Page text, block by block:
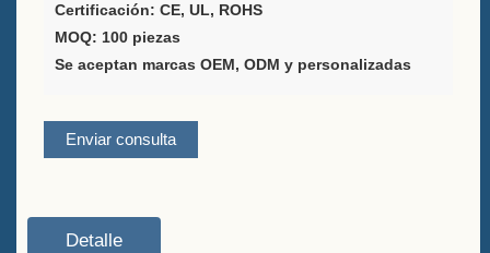
Cubo de Hielo
Accesorios para barra
Quiénes somos
Certificación: CE, UL, ROHS
MOQ: 100 piezas
Se aceptan marcas OEM, ODM y personalizadas
Enviar consulta
Detalle